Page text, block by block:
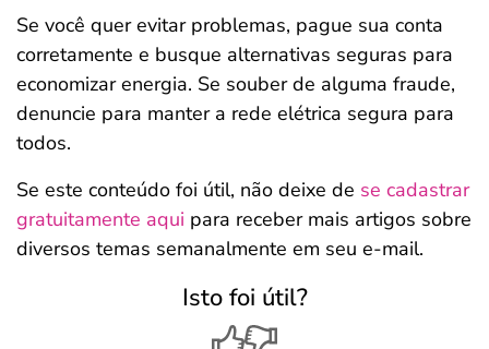
Se você quer evitar problemas, pague sua conta
corretamente e busque alternativas seguras para
economizar energia. Se souber de alguma fraude,
denuncie para manter a rede elétrica segura para
todos.
Se este conteúdo foi útil, não deixe de se cadastrar
gratuitamente aqui para receber mais artigos sobre
diversos temas semanalmente em seu e-mail.
Isto foi útil?